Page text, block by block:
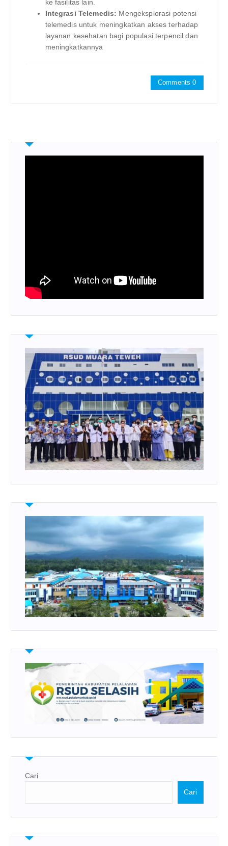
ke fasilitas lain.
Integrasi Telemedis: Mengeksplorasi potensi
telemedis untuk meningkatkan akses terhadap
layanan kesehatan bagi populasi terpencil dan
meningkatkannya
Comments 0
Cari
Cari